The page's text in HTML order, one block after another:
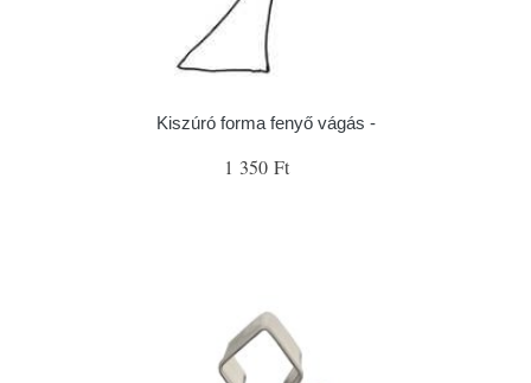
Kiszúró forma fenyő vágás -
1 350 Ft